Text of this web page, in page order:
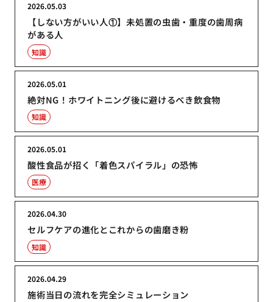
【しない方がいい人①】未処置の虫歯・重度の歯周病
がある人
2026.05.03
知識
絶対NG！ホワイトニング後に避けるべき飲食物
2026.05.01
知識
酸性食品が招く「着色スパイラル」の恐怖
2026.05.01
医療
セルフケアの進化とこれからの歯磨き粉
2026.04.30
知識
施術当日の流れを完全シミュレーション
2026.04.29